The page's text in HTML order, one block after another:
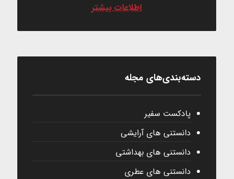
اطلاعات بیشتر
دسته‌بندی‌های مجله
پادکست سفیر
دانستنی های آرایشی
دانستنی های بهداشتی
دانستنی های عطری